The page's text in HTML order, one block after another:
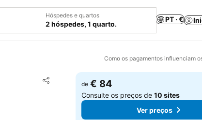
Hóspedes e quartos
2 hóspedes, 1 quarto.
PT · €
Como os pagamentos influenciam
Partilhar
Adicionar aos favoritos
de € 84
Consulte os preços de10 sites
Ver preços